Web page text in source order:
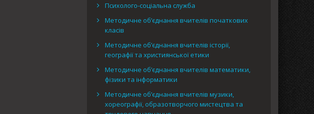
Психолого-соціальна служба
Методичне об’єднання вчителів початкових
класів
Методичне об’єднання вчителів історії,
географії та християнської етики
Методичне об’єднання вчителів математики,
фізики та інформатики
Методичне об’єднання вчителів музики,
хореографії, образотворчого мистецтва та